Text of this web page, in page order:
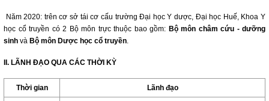
Năm 2020: trên cơ sở tái cơ cấu trường Đại học Y dược, Đại học Huế, Khoa Y
học cổ truyền có 2 Bộ môn trực thuộc bao gồm: Bộ môn châm cứu - dưỡng
sinh và Bộ môn Dược học cổ truyền.
II. LÃNH ĐẠO QUA CÁC THỜI KỲ
Thời gian Lãnh đạo